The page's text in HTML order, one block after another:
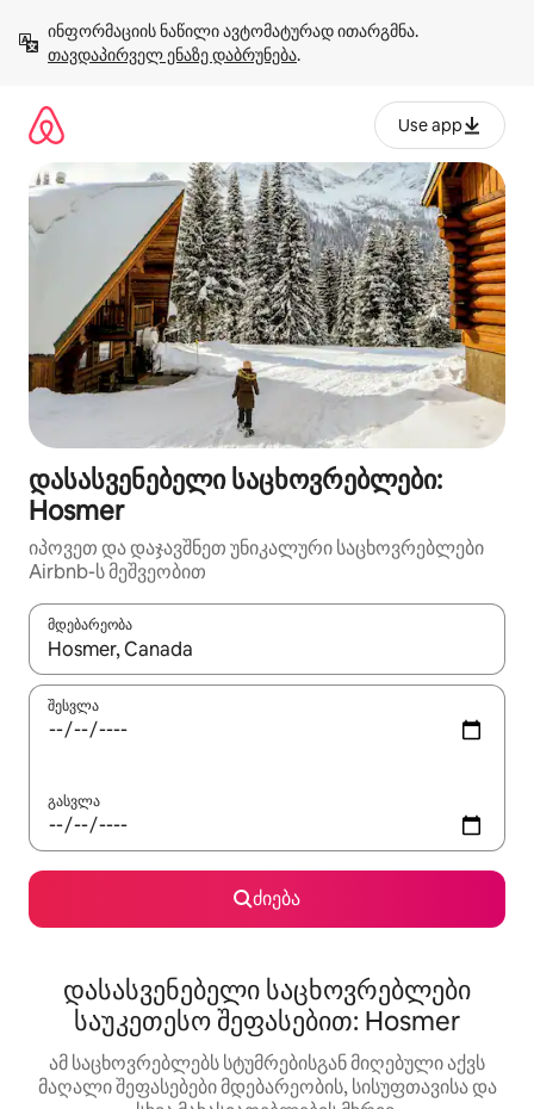
გადასვლა
თავდაპირველ ენაზე დაბრუნება.
Use app
დასასვენებელი საცხოვრებლები:
Hosmer
იპოვეთ და დაჯავშნეთ უნიკალური საცხოვრებლები
Airbnb-ს მეშვეობით
მდებარეობა
როცა შედეგები ხელმისაწვდომი გახდება, ნავიგაციისთვის
შესვლა
გასვლა
ძიება
დასასვენებელი საცხოვრებლები
საუკეთესო შეფასებით: Hosmer
ამ საცხოვრებლებს სტუმრებისგან მიღებული აქვს
მაღალი შეფასებები მდებარეობის, სისუფთავისა და